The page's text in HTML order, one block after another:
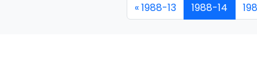
« 1988-13 1988-14